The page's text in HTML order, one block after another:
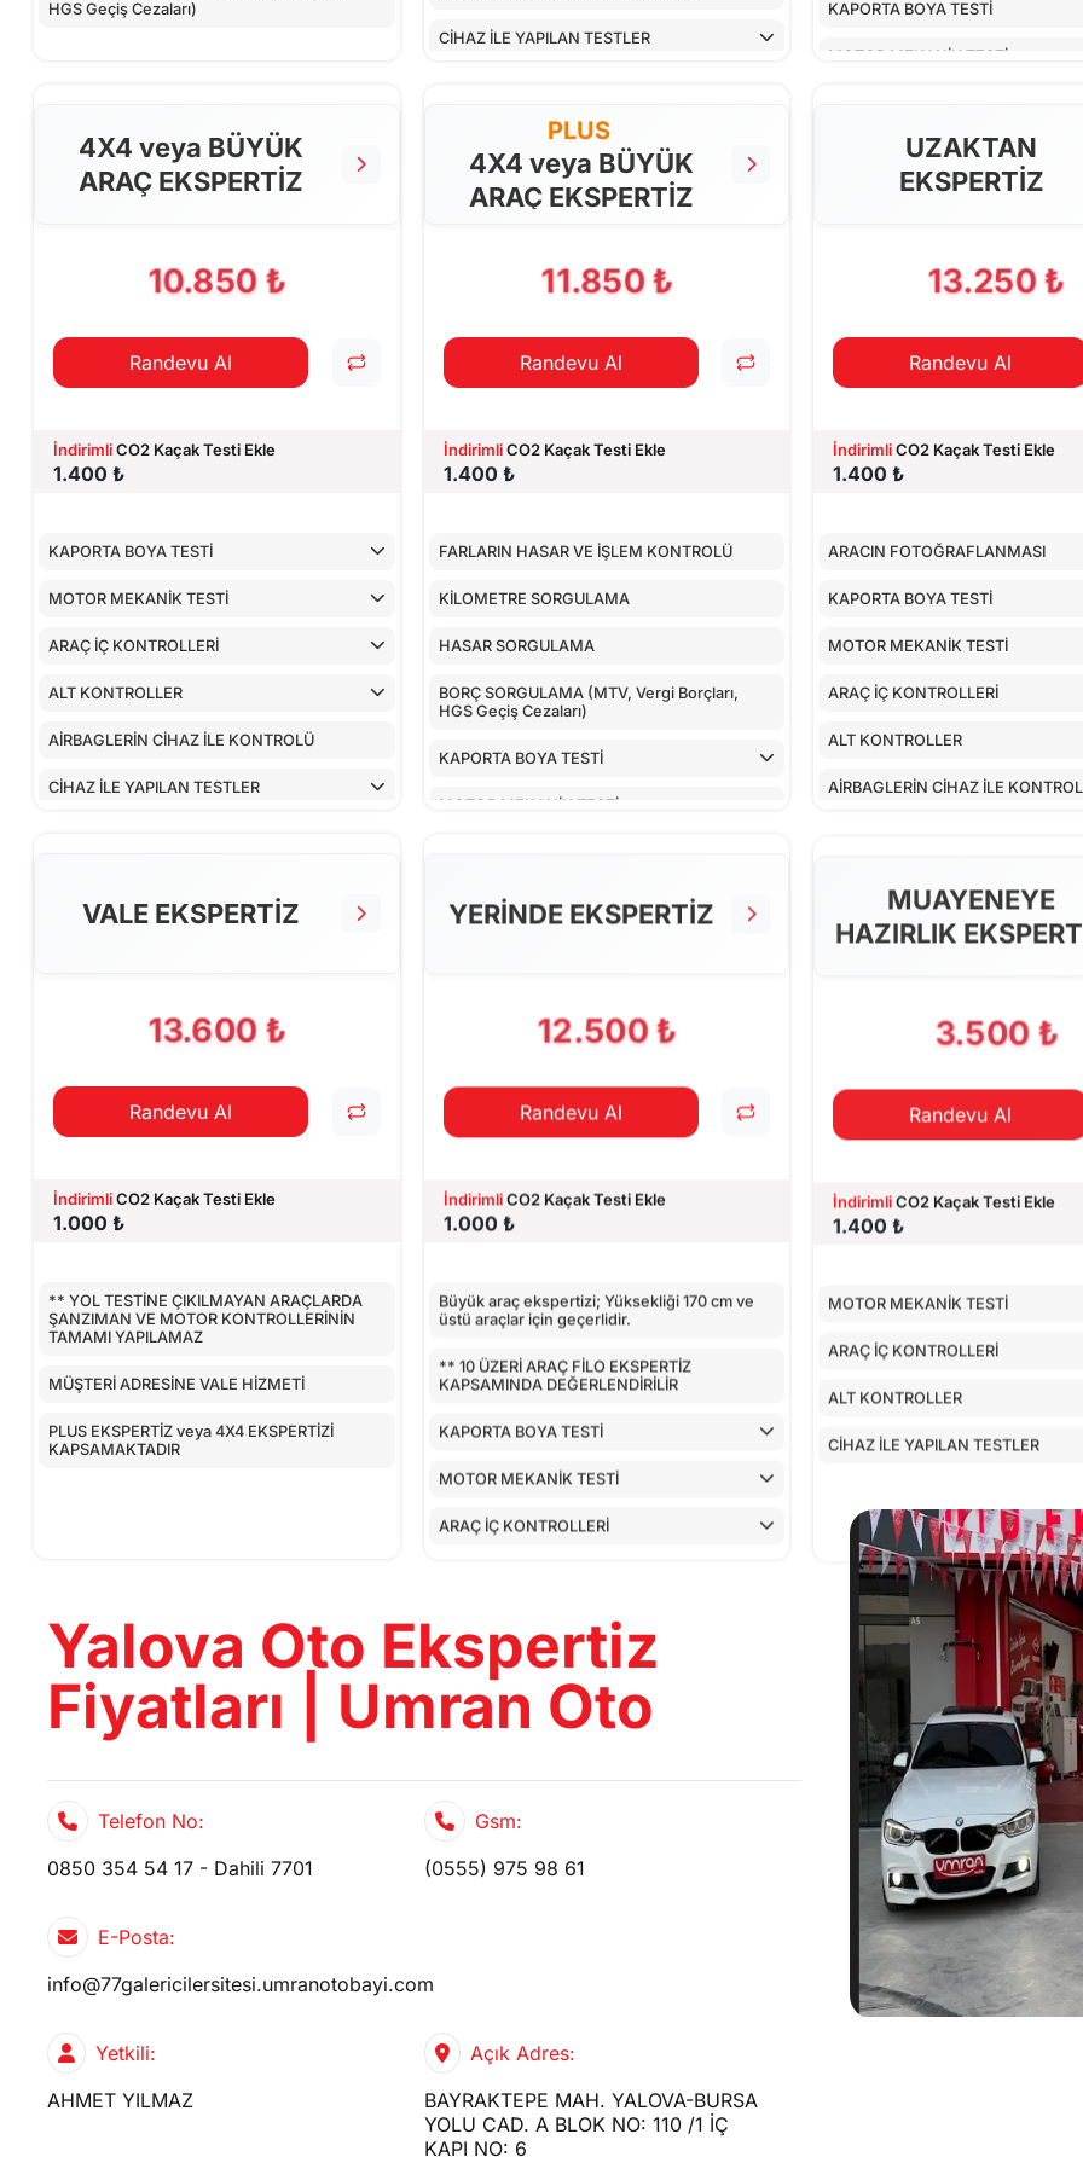
HGS Geçiş Cezaları)
CİHAZ İLE YAPILAN TESTLER
KAPORTA BOYA TESTİ
MOTOR MEKANİK TESTİ
ALT KONTROLLER
AİRBAGLERİN CİHAZ İLE
4X4 veya BÜYÜK
ARAÇ EKSPERTİZ
10.850 ₺
Randevu Al
İndirimliCO2 Kaçak Testi Ekle
1.400 ₺
KAPORTA BOYA TESTİ
MOTOR MEKANİK TESTİ
ARAÇ İÇ KONTROLLERİ
ALT KONTROLLER
AİRBAGLERİN CİHAZ İLE KONTROLÜ
CİHAZ İLE YAPILAN TESTLER
PLUS
4X4 veya BÜYÜK
ARAÇ EKSPERTİZ
11.850 ₺
Randevu Al
İndirimliCO2 Kaçak Testi Ekle
1.400 ₺
FARLARIN HASAR VE İŞLEM KONTROLÜ
KİLOMETRE SORGULAMA
HASAR SORGULAMA
BORÇ SORGULAMA (MTV, Vergi Borçları,
HGS Geçiş Cezaları)
KAPORTA BOYA TESTİ
MOTOR MEKANİK TESTİ
ALT KONTROLLER
UZAKTAN
EKSPERTİZ
13.250 ₺
Randevu Al
İndirimliCO2 Kaçak Testi Ekle
1.400 ₺
ARACIN FOTOĞRAFLANMASI
KAPORTA BOYA TESTİ
MOTOR MEKANİK TESTİ
ARAÇ İÇ KONTROLLERİ
ALT KONTROLLER
AİRBAGLERİN CİHAZ İLE
VALE EKSPERTİZ
13.600 ₺
Randevu Al
İndirimliCO2 Kaçak Testi Ekle
1.000 ₺
** YOL TESTİNE ÇIKILMAYAN ARAÇLARDA
ŞANZIMAN VE MOTOR KONTROLLERİNİN
TAMAMI YAPILAMAZ
MÜŞTERİ ADRESİNE VALE HİZMETİ
PLUS EKSPERTİZ veya 4X4 EKSPERTİZİ
KAPSAMAKTADIR
YERİNDE EKSPERTİZ
12.500 ₺
Randevu Al
İndirimliCO2 Kaçak Testi Ekle
1.000 ₺
Büyük araç ekspertizi; Yüksekliği 170 cm ve
üstü araçlar için geçerlidir.
** 10 ÜZERİ ARAÇ FİLO EKSPERTİZ
KAPSAMINDA DEĞERLENDİRİLİR
KAPORTA BOYA TESTİ
MOTOR MEKANİK TESTİ
ARAÇ İÇ KONTROLLERİ
CİHAZ İLE YAPILAN TESTLER
MUAYENEYE
HAZIRLIK
3.500 ₺
Randevu Al
İndirimliCO2 Kaçak Testi Ekle
1.400 ₺
MOTOR MEKANİK TESTİ
ARAÇ İÇ KONTROLLERİ
ALT KONTROLLER
CİHAZ İLE YAPILAN TESTLER
Yalova Oto Ekspertiz
Fiyatları | Umran Oto
Telefon No:
0850 354 54 17 - Dahili 7701
Gsm:
(0555) 975 98 61
E-Posta:
info@77galericilersitesi.umranotobayi.com
Yetkili:
AHMET YILMAZ
Açık Adres:
BAYRAKTEPE MAH. YALOVA-BURSA
YOLU CAD. A BLOK NO: 110 /1 İÇ
KAPI NO: 6